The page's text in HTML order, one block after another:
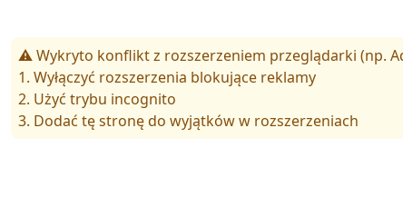
⚠️ Wykryto konflikt z rozszerzeniem przeglądarki (np.
1. Wyłączyć rozszerzenia blokujące reklamy
2. Użyć trybu incognito
3. Dodać tę stronę do wyjątków w rozszerzeniach